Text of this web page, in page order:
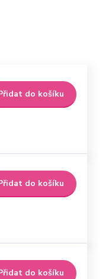
do košíku
do košíku
do košíku